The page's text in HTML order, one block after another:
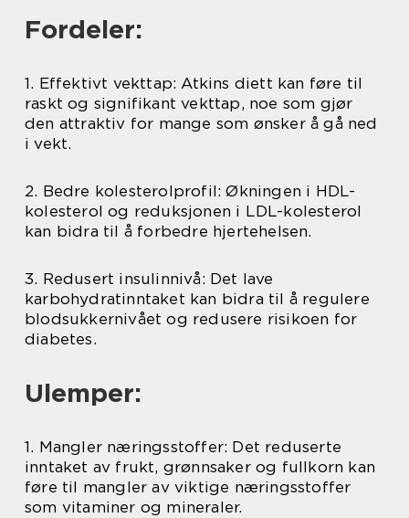
Fordeler:
1. Effektivt vekttap: Atkins diett kan føre til
raskt og signifikant vekttap, noe som gjør
den attraktiv for mange som ønsker å gå ned
i vekt.
2. Bedre kolesterolprofil: Økningen i HDL-
kolesterol og reduksjonen i LDL-kolesterol
kan bidra til å forbedre hjertehelsen.
3. Redusert insulinnivå: Det lave
karbohydratinntaket kan bidra til å regulere
blodsukkernivået og redusere risikoen for
diabetes.
Ulemper:
1. Mangler næringsstoffer: Det reduserte
inntaket av frukt, grønnsaker og fullkorn kan
føre til mangler av viktige næringsstoffer
som vitaminer og mineraler.